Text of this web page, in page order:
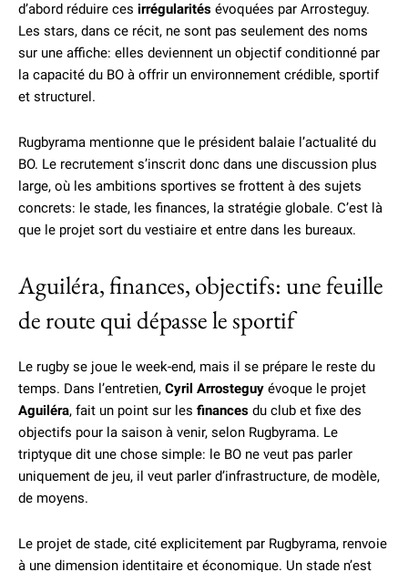
d’abord réduire ces irrégularités évoquées par Arrosteguy.
Les stars, dans ce récit, ne sont pas seulement des noms
sur une affiche: elles deviennent un objectif conditionné par
la capacité du BO à offrir un environnement crédible, sportif
et structurel.
Rugbyrama mentionne que le président balaie l’actualité du
BO. Le recrutement s’inscrit donc dans une discussion plus
large, où les ambitions sportives se frottent à des sujets
concrets: le stade, les finances, la stratégie globale. C’est là
que le projet sort du vestiaire et entre dans les bureaux.
Aguiléra, finances, objectifs: une feuille
de route qui dépasse le sportif
Le rugby se joue le week-end, mais il se prépare le reste du
temps. Dans l’entretien, Cyril Arrosteguy évoque le projet
Aguiléra, fait un point sur les finances du club et fixe des
objectifs pour la saison à venir, selon Rugbyrama. Le
triptyque dit une chose simple: le BO ne veut pas parler
uniquement de jeu, il veut parler d’infrastructure, de modèle,
de moyens.
Le projet de stade, cité explicitement par Rugbyrama, renvoie
à une dimension identitaire et économique. Un stade n’est